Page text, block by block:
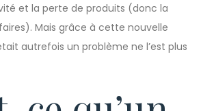
et la perte de produits (donc la
Mais grâce à cette nouvelle
autrefois un problème ne l’est plus